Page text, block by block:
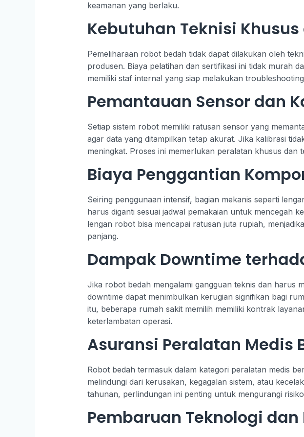
keamanan yang berlaku.
Kebutuhan Teknisi
Pemeliharaan robot bedah tidak dapat dilakukan oleh
produsen. Biaya pelatihan dan sertifikasi ini tidak murah
memiliki staf internal yang siap melakukan
Pemantauan Sensor dan
Setiap sistem robot memiliki ratusan sensor yang
agar data yang ditampilkan tetap akurat. Jika kalibrasi
meningkat. Proses ini memerlukan peralatan khusus
Biaya Penggantian
Seiring penggunaan intensif, bagian mekanis seperti
harus diganti sesuai jadwal pemakaian untuk mencegah
lengan robot bisa mencapai ratusan juta rupiah,
panjang.
Dampak Downtime
Jika robot bedah mengalami gangguan teknis dan harus
downtime dapat menimbulkan kerugian signifikan bagi
itu, beberapa rumah sakit memilih memiliki kontrak
keterlambatan operasi.
Asuransi Peralatan Medis
Robot bedah termasuk dalam kategori peralatan medis
melindungi dari kerusakan, kegagalan sistem, atau
tahunan, perlindungan ini penting untuk mengurangi
Pembaruan Teknologi